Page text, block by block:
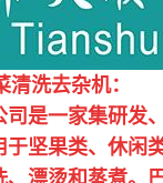
洗去杂机：
一家集研发、
坚果类、休闲
漂烫和蒸煮。